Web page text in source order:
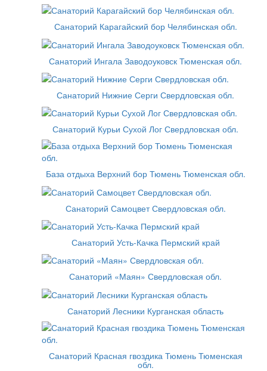
Санаторий Карагайский бор Челябинская обл.
Санаторий Ингала Заводоуковск Тюменская обл.
Санаторий Нижние Серги Свердловская обл.
Санаторий Курьи Сухой Лог Свердловская обл.
База отдыха Верхний бор Тюмень Тюменская обл.
Санаторий Самоцвет Свердловская обл.
Санаторий Усть-Качка Пермский край
Санаторий «Маян» Свердловская обл.
Санаторий Лесники Курганская область
Санаторий Красная гвоздика Тюмень Тюменская
обл.